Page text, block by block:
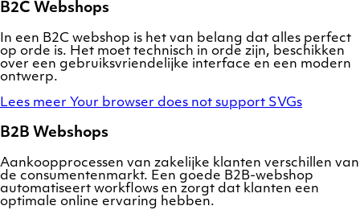
B2C Webshops
In een B2C webshop is het van belang dat alles perfect
op orde is. Het moet technisch in orde zijn, beschikken
over een gebruiksvriendelijke interface en een modern
ontwerp.
Lees meer Your browser does not support SVGs
B2B Webshops
Aankoopprocessen van zakelijke klanten verschillen van
de consumentenmarkt. Een goede B2B-webshop
automatiseert workflows en zorgt dat klanten een
optimale online ervaring hebben.